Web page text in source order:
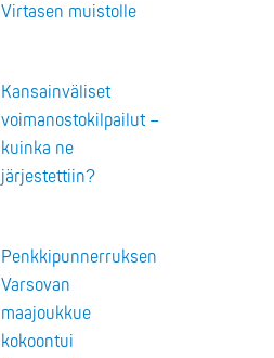
Virtasen muistolle
Kansainväliset
voimanostokilpailut –
kuinka ne
järjestettiin?
Penkkipunnerruksen
Varsovan
maajoukkue
kokoontui